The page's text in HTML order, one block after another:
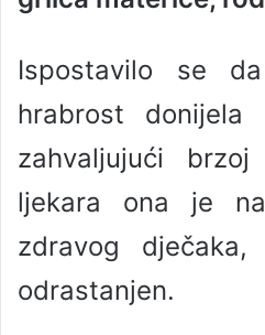
Ispostavilo se
hrabrost
zahvaljujući
ljekara ona je
zdravog
odrastanjen.